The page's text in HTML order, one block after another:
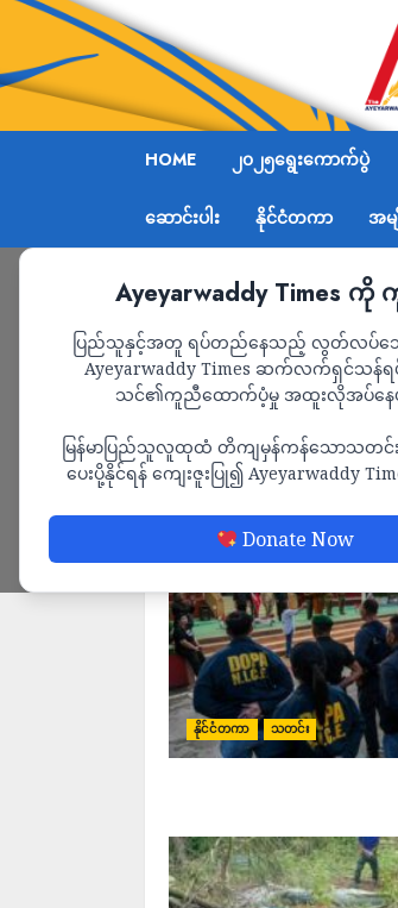
HOME ၂၀၂၅ရွေးကောက်ပွဲ
ဆောင်းပါး နိုင်ငံတကာ အမ
Ayeyarwaddy Times ကို
ပြည်သူနှင့်အတူ ရပ်တည်နေသည့် လွတ်လပ်သေ
Ayeyarwaddy Times ဆက်လက်ရှင်သန်
သင်၏ကူညီထောက်ပံ့မှု အထူးလိုအပ်နေ
မြန်မာပြည်သူလူထုထံ တိကျမှန်ကန်သောသတင်
ပေးပို့နိုင်ရန် ကျေးဇူးပြု၍ Ayeyarwaddy
Donate Now
Home သတင်း Page 2
သတင်း
နိုင်ငံတကာ သတင်း